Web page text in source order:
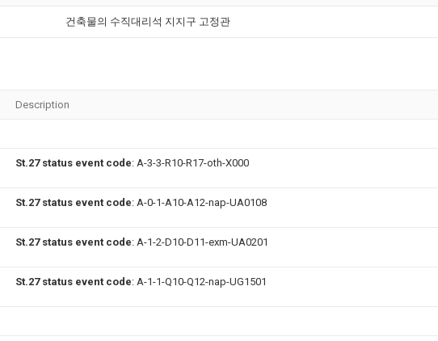
건축물의 수직대리석 지지구 고정관
Description
St.27 status event code: A-3-3-R10-R17-oth-X000
St.27 status event code: A-0-1-A10-A12-nap-UA0108
St.27 status event code: A-1-2-D10-D11-exm-UA0201
St.27 status event code: A-1-1-Q10-Q12-nap-UG1501